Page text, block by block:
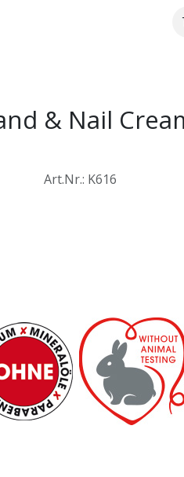
& Nail
​Art.Nr.: K616